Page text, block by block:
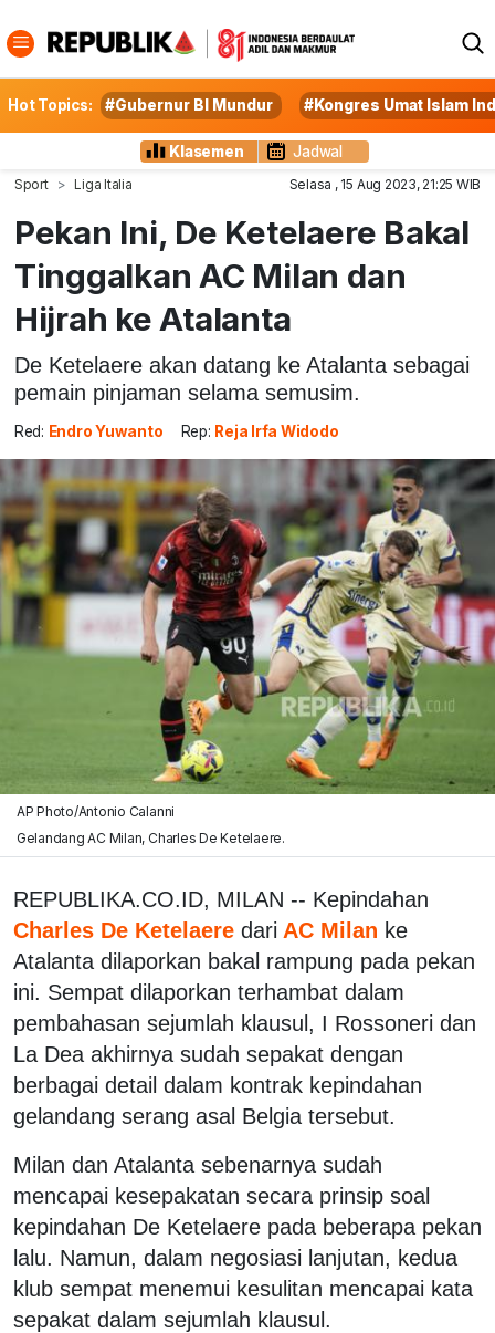
Hot Topics: #Gubernur BI Mundur #Kongres Umat Islam
Klasemen Jadwal
Sport Liga Italia Selasa , 15 Aug 2023, 21:25 WIB
Pekan Ini, De Ketelaere Bakal
Tinggalkan AC Milan dan
Hijrah ke Atalanta
De Ketelaere akan datang ke Atalanta sebagai
pemain pinjaman selama semusim.
Red: Endro Yuwanto Rep: Reja Irfa Widodo
AP Photo/Antonio Calanni
Gelandang AC Milan, Charles De Ketelaere.
REPUBLIKA.CO.ID, MILAN -- Kepindahan
Charles De Ketelaere dari AC Milan ke
Atalanta dilaporkan bakal rampung pada pekan
ini. Sempat dilaporkan terhambat dalam
pembahasan sejumlah klausul, I Rossoneri dan
La Dea akhirnya sudah sepakat dengan
berbagai detail dalam kontrak kepindahan
gelandang serang asal Belgia tersebut.
Milan dan Atalanta sebenarnya sudah
mencapai kesepakatan secara prinsip soal
kepindahan De Ketelaere pada beberapa pekan
lalu. Namun, dalam negosiasi lanjutan, kedua
klub sempat menemui kesulitan mencapai kata
sepakat dalam sejumlah klausul.